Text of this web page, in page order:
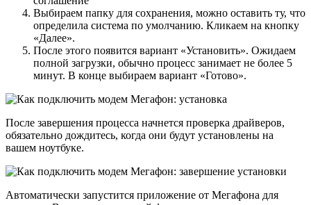
Выбираем папку для сохранения, можно оставить ту, что
определила система по умолчанию. Кликаем на кнопку
«Далее».
После этого появится вариант «Установить». Ожидаем
полной загрузки, обычно процесс занимает не более 5
минут. В конце выбираем вариант «Готово».
После завершения процесса начнется проверка драйверов,
обязательно дождитесь, когда они будут установлены на
вашем ноутбуке.
Автоматически запустится приложение от Мегафона для